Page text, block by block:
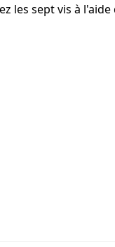
les sept vis à